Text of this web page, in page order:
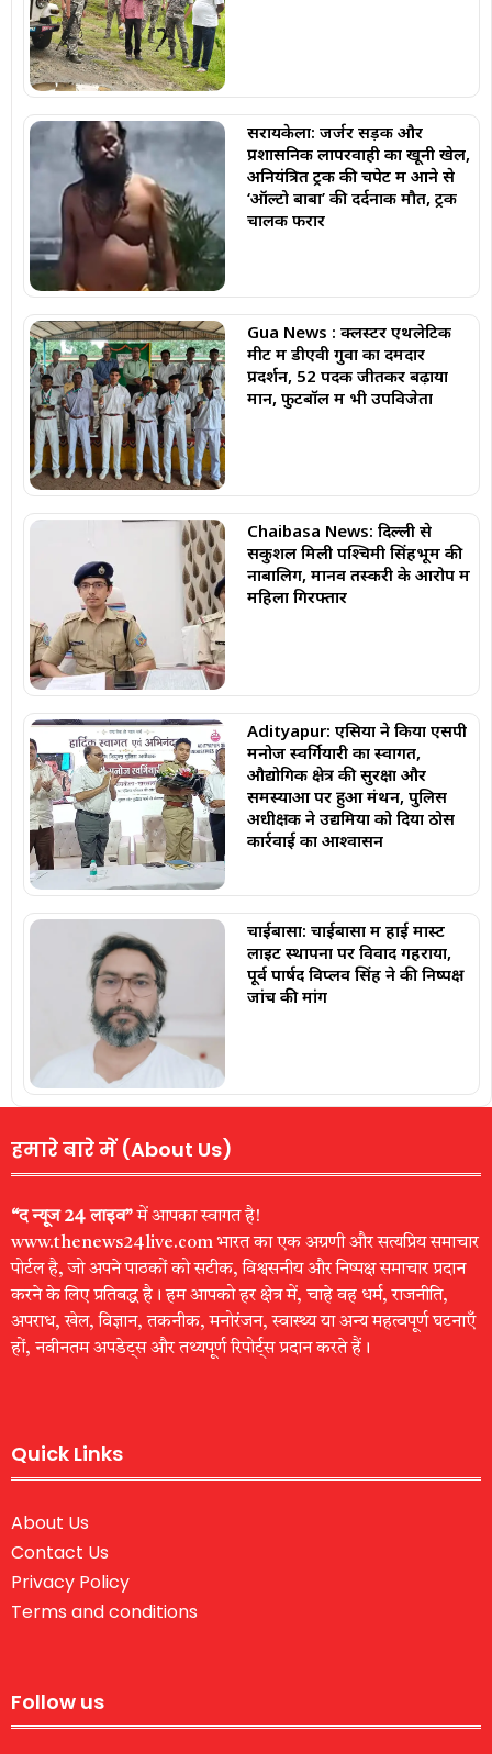
सरायकेला: जर्जर सड़क और
प्रशासनिक लापरवाही का खूनी खेल,
अनियंत्रित ट्रक की चपेट में आने से
‘ऑल्टो बाबा’ की दर्दनाक मौत, ट्रक
चालक फरार
Gua News : क्लस्टर एथलेटिक
मीट में डीएवी गुवा का दमदार
प्रदर्शन, 52 पदक जीतकर बढ़ाया
मान, फुटबॉल में भी उपविजेता
Chaibasa News: दिल्ली से
सकुशल मिली पश्चिमी सिंहभूम की
नाबालिग, मानव तस्करी के आरोप में
महिला गिरफ्तार
Adityapur: एसिया ने किया एसपी
मनोज स्वर्गियारी का स्वागत,
औद्योगिक क्षेत्र की सुरक्षा और
समस्याओं पर हुआ मंथन, पुलिस
अधीक्षक ने उद्यमियों को दिया ठोस
कार्रवाई का आश्वासन
चाईबासा: चाईबासा में हाई मास्ट
लाइट स्थापना पर विवाद गहराया,
पूर्व पार्षद विप्लव सिंह ने की निष्पक्ष
जांच की मांग
हमारे बारे में (About Us)
“द न्यूज 24 लाइव”में आपका स्वागत है!
www.thenews24live.com भारत का एक अग्रणी और सत्यप्रिय समाचार
पोर्टल है, जो अपने पाठकों को सटीक, विश्वसनीय और निष्पक्ष समाचार प्रदान
करने के लिए प्रतिबद्ध है। हम आपको हर क्षेत्र में, चाहे वह धर्म, राजनीति,
अपराध, खेल, विज्ञान, तकनीक, मनोरंजन, स्वास्थ्य या अन्य महत्वपूर्ण घटनाएँ
हों, नवीनतम अपडेट्स और तथ्यपूर्ण रिपोर्ट्स प्रदान करते हैं।
Quick Links
About Us
Contact Us
Privacy Policy
Terms and conditions
Follow us